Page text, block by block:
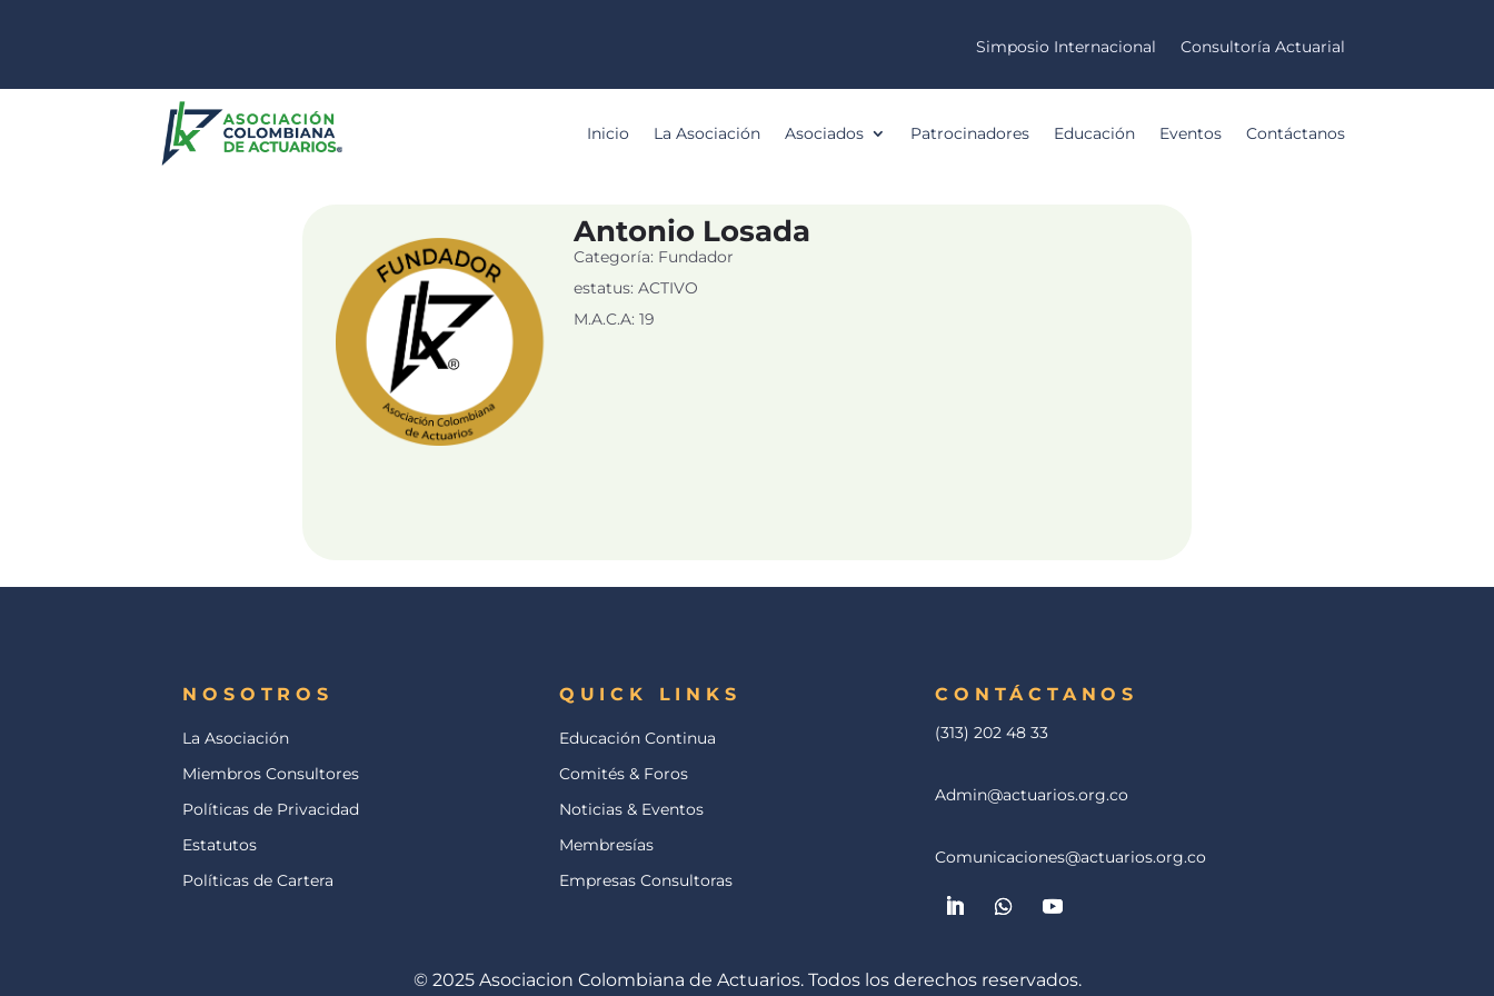
Simposio Internacional Consultoría Actuarial
Inicio La Asociación Asociados Patrocinadores Educación Eventos Contáctanos
Antonio Losada
Categoría: Fundador
estatus: ACTIVO
M.A.C.A: 19
NOSOTROS
La Asociación
Miembros Consultores
Políticas de Privacidad
Estatutos
Políticas de Cartera
QUICK LINKS
Educación Continua
Comités & Foros
Noticias & Eventos
Membresías
Empresas Consultoras
CONTÁCTANOS
(313) 202 48 33
Admin@actuarios.org.co
Comunicaciones@actuarios.org.co
© 2025 Asociacion Colombiana de Actuarios. Todos los derechos reservados.